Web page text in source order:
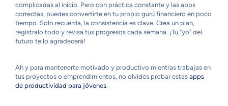
complicadas al inicio. Pero con práctica constante y las apps
correctas, puedes convertirte en tu propio gurú financiero en poco
tiempo. Solo recuerda, la consistencia es clave. Crea un plan,
regístralo todo y revisa tus progresos cada semana. ¡Tu "yo" del
futuro te lo agradecerá!
Ah y para mantenerte motivado y productivo mientras trabajas en
tus proyectos o emprendimientos, no olvides probar estas apps
de productividad para jóvenes.